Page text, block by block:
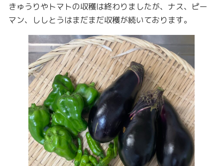
きゅうりやトマトの収穫は終わりましたが、ナス、ピー
マン、ししとうはまだまだ収穫が続いております。